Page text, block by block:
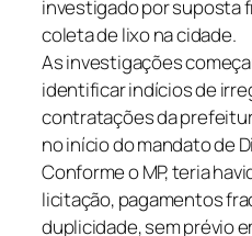
investigado por suposta
coleta de lixo na cidade.
As investigações
identificar indícios de
contratações da
no início do mandato de
Conforme o MP, teria
licitação, pagamentos
duplicidade, sem prévio